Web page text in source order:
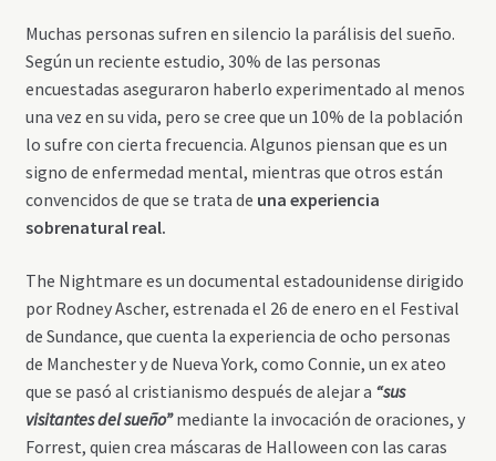
Muchas personas sufren en silencio la parálisis del sueño.
Según un reciente estudio, 30% de las personas
encuestadas aseguraron haberlo experimentado al menos
una vez en su vida, pero se cree que un 10% de la población
lo sufre con cierta frecuencia. Algunos piensan que es un
signo de enfermedad mental, mientras que otros están
convencidos de que se trata de una experiencia
sobrenatural real.
The Nightmare es un documental estadounidense dirigido
por Rodney Ascher, estrenada el 26 de enero en el Festival
de Sundance, que cuenta la experiencia de ocho personas
de Manchester y de Nueva York, como Connie, un ex ateo
que se pasó al cristianismo después de alejar a “sus
visitantes del sueño” mediante la invocación de oraciones, y
Forrest, quien crea máscaras de Halloween con las caras